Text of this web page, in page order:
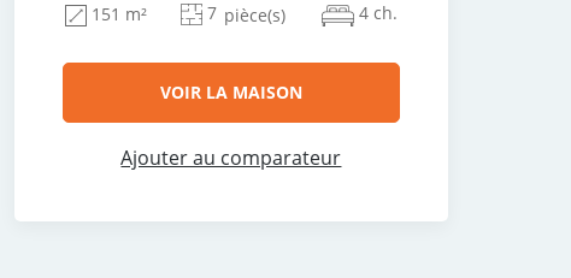
151 m² 7 pièce(s) 4 ch.
VOIR LA MAISON
Ajouter au comparateur